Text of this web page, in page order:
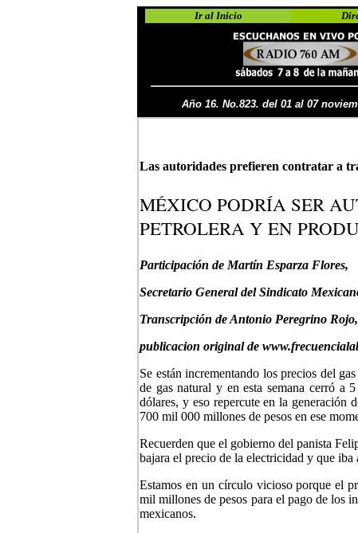
Ir al Inicio
Año 16. No.823. del 01 al 07
Las autoridades prefieren contratar a
MÉXICO PODRÍA SER
PETROLERA Y EN
Participación de Martín Esparza Flores,
Secretario General del Sindicato
Transcripción de Antonio Peregrino
publicacion original de
Se están incrementando los precios del
de gas natural y en esta semana cerró a
dólares, y eso repercute en la
700 mil 000 millones de pesos en ese
Recuerden que el gobierno del panista
bajara el precio de la electricidad y que iba
Estamos en un círculo vicioso porque el
mil millones de pesos para el pago de los
mexicanos.